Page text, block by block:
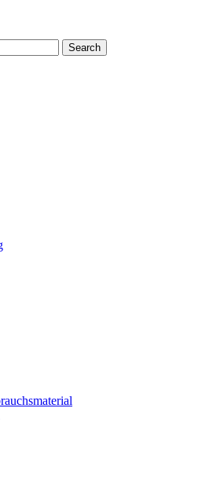
Search